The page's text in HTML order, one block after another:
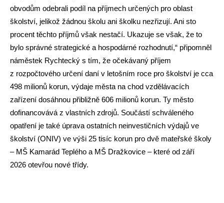
obvodům odebrali podíl na příjmech určených pro oblast
školství, jelikož žádnou školu ani školku nezřizují. Ani sto
procent těchto příjmů však nestačí. Ukazuje se však, že to
bylo správné strategické a hospodárné rozhodnutí,“ připomněl
náměstek Rychtecký s tím, že očekávaný příjem
z rozpočtového určení daní v letošním roce pro školství je cca
498 milionů korun, výdaje města na chod vzdělávacích
zařízení dosáhnou přibližně 606 milionů korun. Ty město
dofinancovává z vlastních zdrojů. Součástí schváleného
opatření je také úprava ostatních neinvestičních výdajů ve
školství (ONIV) ve výši 25 tisíc korun pro dvě mateřské školy
– MŠ Kamarád Teplého a MŠ Dražkovice – které od září
2026 otevřou nové třídy.